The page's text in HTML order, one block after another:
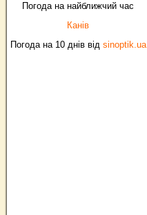
Погода на найближчий час
Канів
Погода на 10 днів від sinoptik.ua